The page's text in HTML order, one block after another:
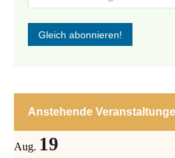
Anstehende
Aug. 19